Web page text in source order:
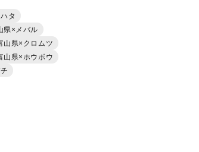
タ
県×メバル
山県×クロムツ
山県×ホウボウ